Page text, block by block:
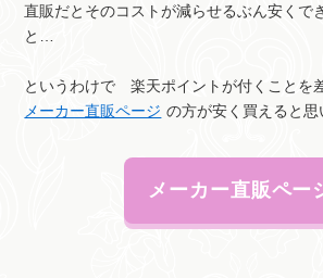
直販だとそのコストが減らせるぶん安くで
と…
というわけで 楽天ポイントが付くことを
メーカー直販ページ の方が安く買えると思
メーカー直販ペー